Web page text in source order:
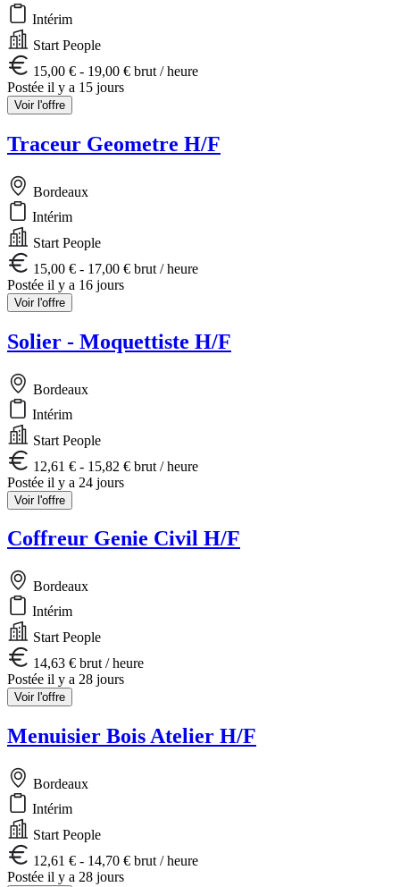
Intérim
Start People
15,00 € - 19,00 € brut / heure
Postée il y a 15 jours
Voir l'offre
Traceur Geometre H/F
Bordeaux
Intérim
Start People
15,00 € - 17,00 € brut / heure
Postée il y a 16 jours
Voir l'offre
Solier - Moquettiste H/F
Bordeaux
Intérim
Start People
12,61 € - 15,82 € brut / heure
Postée il y a 24 jours
Voir l'offre
Coffreur Genie Civil H/F
Bordeaux
Intérim
Start People
14,63 € brut / heure
Postée il y a 28 jours
Voir l'offre
Menuisier Bois Atelier H/F
Bordeaux
Intérim
Start People
12,61 € - 14,70 € brut / heure
Postée il y a 28 jours